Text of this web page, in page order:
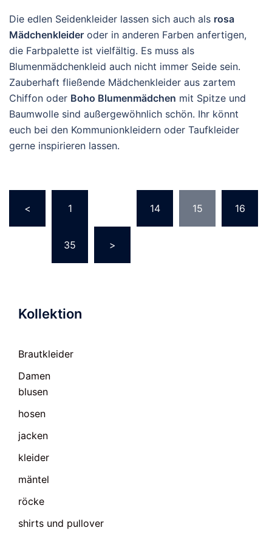
Die edlen Seidenkleider lassen sich auch als rosa
Mädchenkleider oder in anderen Farben anfertigen,
die Farbpalette ist vielfältig. Es muss als
Blumenmädchenkleid auch nicht immer Seide sein.
Zauberhaft fließende Mädchenkleider aus zartem
Chiffon oder Boho Blumenmädchen mit Spitze und
Baumwolle sind außergewöhnlich schön. Ihr könnt
euch bei den Kommunionkleidern oder Taufkleider
gerne inspirieren lassen.
der
Beiträge
< 1 14 15 16
35 >
Kollektion
Brautkleider
Damen
blusen
hosen
jacken
kleider
mäntel
röcke
shirts und pullover